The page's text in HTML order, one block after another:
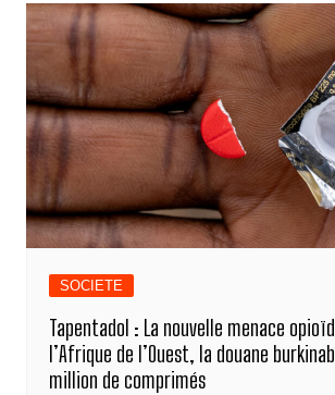
SOCIETE
Tapentadol : La nouvelle menace
l’Afrique de l’Ouest, la douane
million de comprimés